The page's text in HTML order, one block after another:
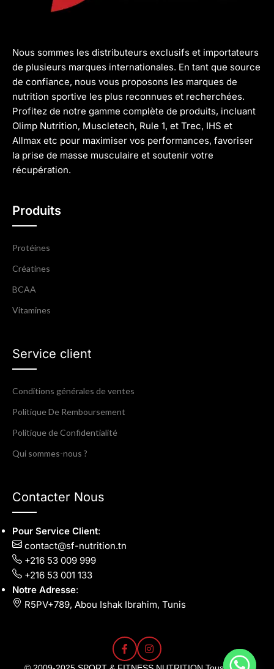
Nous sommes les distributeurs exclusifs et importateurs
de plusieurs marques internationales. En tant que source
de confiance, nous vous proposons les marques de
nutrition sportive les plus reconnues et recherchées.
Profitez de notre gamme complète de produits, incluant
Olimp Nutrition, Muscletech, Rule 1, et Trec, IHS et
Allmax etc pour maximiser vos performances, favoriser
la prise de masse musculaire et soutenir votre
récupération.
Produits
Protéines
Créatines
BCAA
Vitamines
Service client
Conditions générales de ventes
Politique De Remboursement
Politique de Confidentialité
Qui sommes-nous ?
Contacter Nous
Pour Service Client:
contact@sf-nutrition.tn
+216 53 009 999
+216 53 001 133
Notre Adresse:
R5PV+789, Abou Ishak Ibrahim, Tunis